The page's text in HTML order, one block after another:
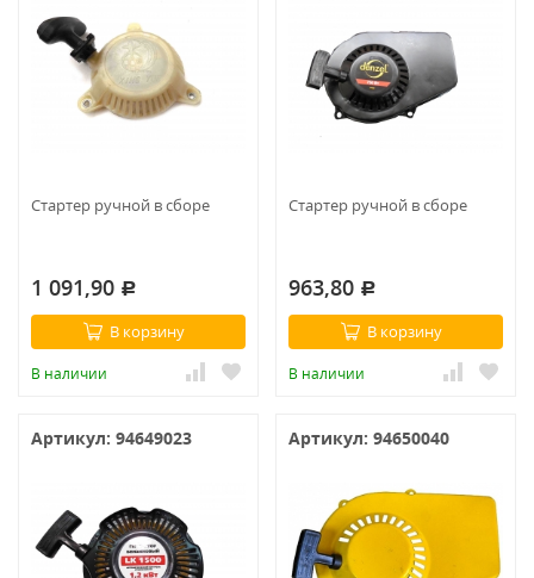
Стартер ручной в сборе
1 091,90 Р
В корзину
В наличии
Стартер ручной в сборе
963,80 Р
В корзину
В наличии
Артикул: 94649023 Артикул: 94650040